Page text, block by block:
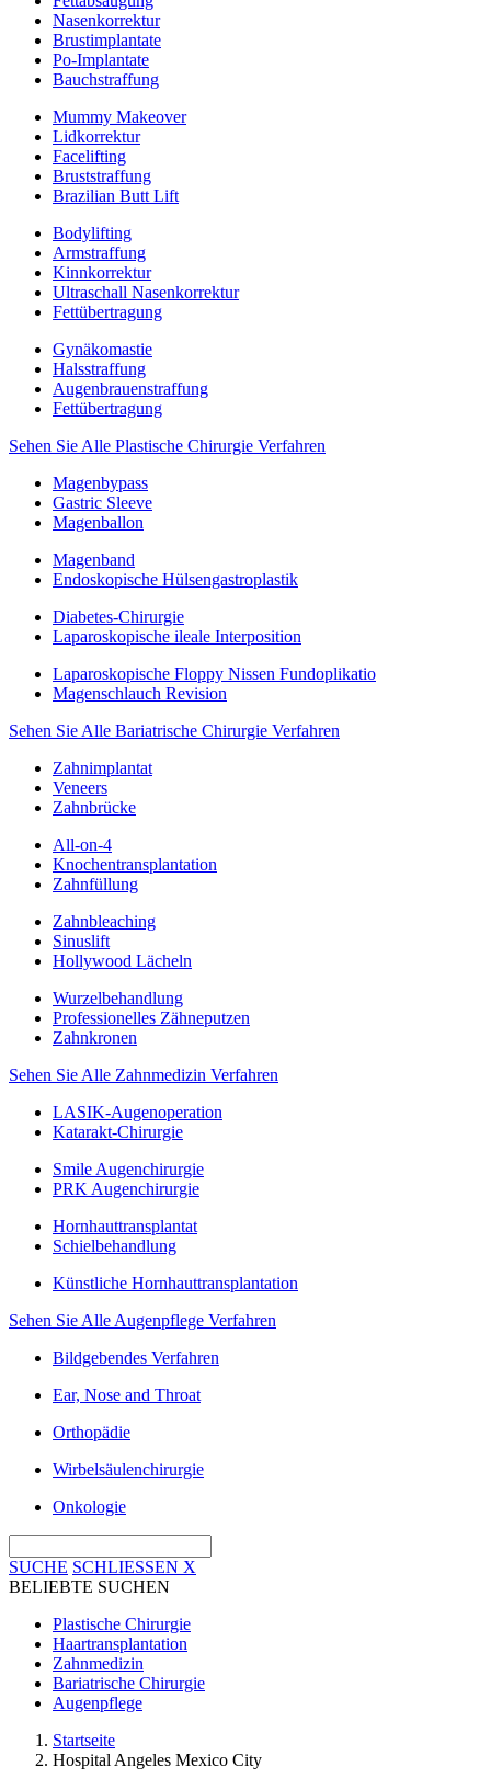
Nasenkorrektur
Brustimplantate
Po-Implantate
Bauchstraffung
Mummy Makeover
Lidkorrektur
Facelifting
Bruststraffung
Brazilian Butt Lift
Bodylifting
Armstraffung
Kinnkorrektur
Ultraschall Nasenkorrektur
Fettübertragung
Gynäkomastie
Halsstraffung
Augenbrauenstraffung
Fettübertragung
Sehen Sie Alle Plastische Chirurgie Verfahren
Magenbypass
Gastric Sleeve
Magenballon
Magenband
Endoskopische Hülsengastroplastik
Diabetes-Chirurgie
Laparoskopische ileale Interposition
Laparoskopische Floppy Nissen Fundoplikatio
Magenschlauch Revision
Sehen Sie Alle Bariatrische Chirurgie Verfahren
Zahnimplantat
Veneers
Zahnbrücke
All-on-4
Knochentransplantation
Zahnfüllung
Zahnbleaching
Sinuslift
Hollywood Lächeln
Wurzelbehandlung
Professionelles Zähneputzen
Zahnkronen
Sehen Sie Alle Zahnmedizin Verfahren
LASIK-Augenoperation
Katarakt-Chirurgie
Smile Augenchirurgie
PRK Augenchirurgie
Hornhauttransplantat
Schielbehandlung
Künstliche Hornhauttransplantation
Sehen Sie Alle Augenpflege Verfahren
Bildgebendes Verfahren
Ear, Nose and Throat
Orthopädie
Wirbelsäulenchirurgie
Onkologie
SUCHE SCHLIESSEN X
BELIEBTE SUCHEN
Plastische Chirurgie
Haartransplantation
Zahnmedizin
Bariatrische Chirurgie
Augenpflege
Startseite
Hospital Angeles Mexico City